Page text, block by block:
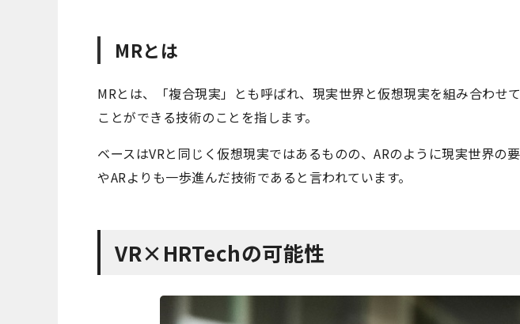
MRとは
MRとは、「複合現実」とも呼ばれ、現実世界と仮想現実を組み合わせ
ことができる技術のことを指します。
ベースはVRと同じく仮想現実ではあるものの、ARのように現実世界の
やARよりも一歩進んだ技術であると言われています。
VR×HRTechの可能性